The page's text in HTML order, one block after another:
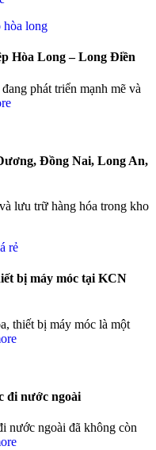
Hòa Long – Long Điền
phát triển mạnh mẽ và
Đồng Nai, Long An,
lưu trữ hàng hóa trong kho
bị máy móc tại KCN
thiết bị máy móc là một
đi nước ngoài
nước ngoài đã không còn